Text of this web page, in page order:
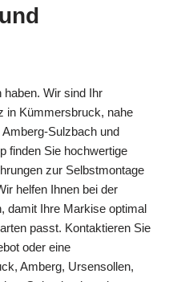
haben. Wir sind Ihr
in Kümmersbruck, nahe
und
finden Sie hochwertige
zur Selbstmontage
helfen Ihnen bei der
damit Ihre Markise optimal
passt. Kontaktieren Sie
oder eine
Amberg, Ursensollen,